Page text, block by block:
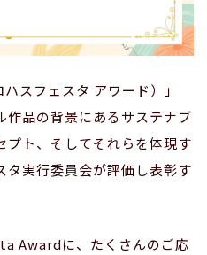
スフェスタ アワード）」
作品の背景にあるサステナブ
プト、そしてそれらを体現す
タ実行委員会が評価し表彰す
Awardに、たくさんのご応